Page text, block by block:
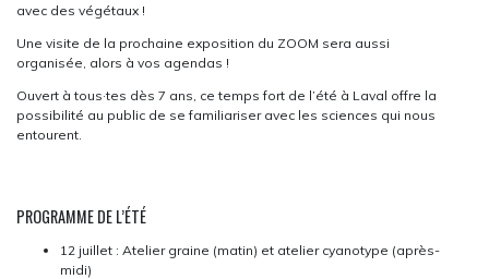
avec des végétaux !
Une visite de la prochaine exposition du ZOOM sera aussi
organisée, alors à vos agendas !
Ouvert à tous·tes dès 7 ans, ce temps fort de l’été à Laval offre la
possibilité au public de se familiariser avec les sciences qui nous
entourent.
PROGRAMME DE L’ÉTÉ
12 juillet : Atelier graine (matin) et atelier cyanotype (après-
midi)